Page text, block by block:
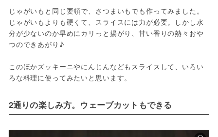
じゃがいもと同じ要領で、さつまいもでも作ってみました。
じゃがいもよりも硬くて、スライスには力が必要。しかし水
分が少ないのか早めにカリっと揚がり、甘い香りの熱々おや
つのできあがり♪
このほかズッキーニやにんじんなどもスライスして、いろい
ろな料理に使ってみたいと思います。
2通りの楽しみ方。ウェーブカットもできる